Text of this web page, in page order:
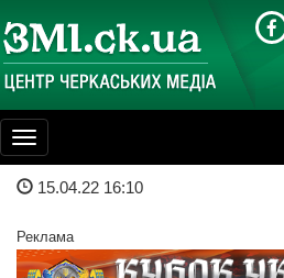
Toggle
navigation
15.04.22 16:10
Реклама